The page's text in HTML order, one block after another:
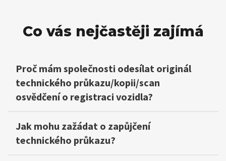
Co vás nejčastěji zajímá
Proč mám společnosti odesílat originál
technického průkazu/kopii/scan
osvědčení o registraci vozidla?
Jak mohu zažádat o zapůjčení
technického průkazu?